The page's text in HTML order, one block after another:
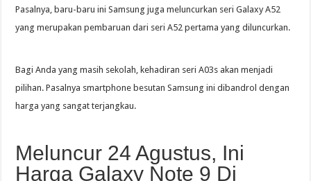
Pasalnya, baru-baru ini Samsung juga meluncurkan seri Galaxy A52
yang merupakan pembaruan dari seri A52 pertama yang diluncurkan.
Bagi Anda yang masih sekolah, kehadiran seri A03s akan menjadi
pilihan. Pasalnya smartphone besutan Samsung ini dibandrol dengan
harga yang sangat terjangkau.
Meluncur 24 Agustus, Ini
Harga Galaxy Note 9 Di